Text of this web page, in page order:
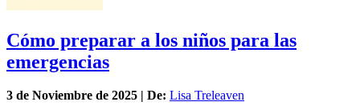
Cómo preparar a los niños para las
emergencias
3 de Noviembre de 2025 | De: Lisa Treleaven